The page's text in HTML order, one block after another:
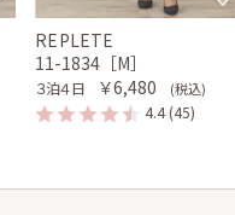
REPLETE
11-1834［M］
３泊４日 ￥6,480 (税込)
4.4 (45)